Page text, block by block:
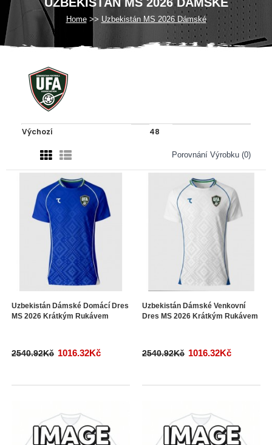
Home Uzbekistán MS 2026 Dámské
Porovnání Výrobku (0)
Uzbekistán Dámské Domácí Dres
MS 2026 Krátkým Rukávem
2540.92Kč 1016.32Kč
Uzbekistán Dámské Venkovní
Dres MS 2026 Krátkým Rukávem
2540.92Kč 1016.32Kč